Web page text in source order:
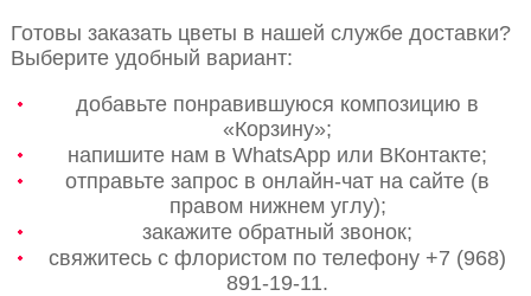
Готовы заказать цветы в нашей службе доставки?
Выберите удобный вариант:
добавьте понравившуюся композицию в
«Корзину»;
напишите нам в WhatsApp или ВКонтакте;
отправьте запрос в онлайн-чат на сайте (в
правом нижнем углу);
закажите обратный звонок;
свяжитесь с флористом по телефону +7 (968)
891-19-11.